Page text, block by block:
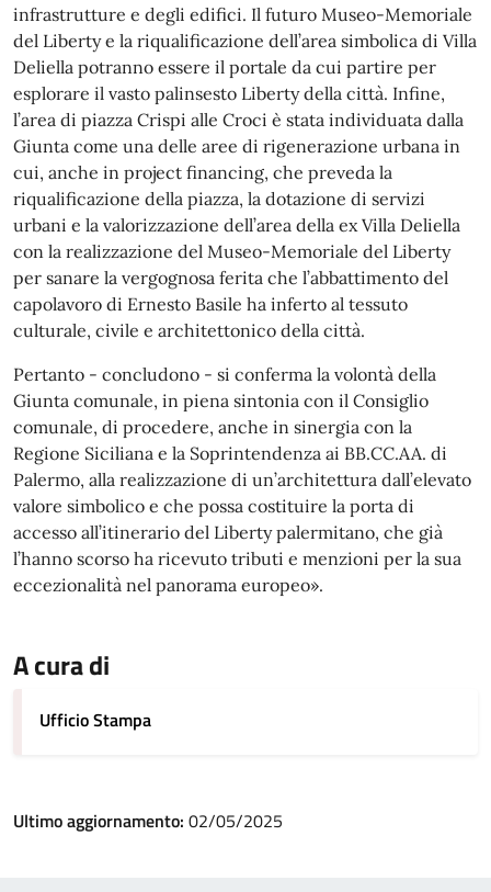
infrastrutture e degli edifici. Il futuro Museo-Memoriale
del Liberty e la riqualificazione dell’area simbolica di Villa
Deliella potranno essere il portale da cui partire per
esplorare il vasto palinsesto Liberty della città. Infine,
l’area di piazza Crispi alle Croci è stata individuata dalla
Giunta come una delle aree di rigenerazione urbana in
cui, anche in project financing, che preveda la
riqualificazione della piazza, la dotazione di servizi
urbani e la valorizzazione dell’area della ex Villa Deliella
con la realizzazione del Museo-Memoriale del Liberty
per sanare la vergognosa ferita che l’abbattimento del
capolavoro di Ernesto Basile ha inferto al tessuto
culturale, civile e architettonico della città.
Pertanto - concludono - si conferma la volontà della
Giunta comunale, in piena sintonia con il Consiglio
comunale, di procedere, anche in sinergia con la
Regione Siciliana e la Soprintendenza ai BB.CC.AA. di
Palermo, alla realizzazione di un’architettura dall’elevato
valore simbolico e che possa costituire la porta di
accesso all’itinerario del Liberty palermitano, che già
l’hanno scorso ha ricevuto tributi e menzioni per la sua
eccezionalità nel panorama europeo».
A cura di
Ufficio Stampa
Ultimo aggiornamento: 02/05/2025